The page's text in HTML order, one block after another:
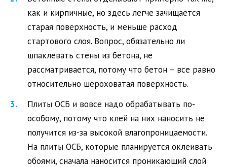
как и кирпичные, но здесь легче зачищается
старая поверхность, и меньше расход
стартового слоя. Вопрос, обязательно ли
шпаклевать стены из бетона, не
рассматривается, потому что бетон – все равно
относительно шероховатая поверхность.
Плиты ОСБ и вовсе надо обрабатывать по-
особому, потому что клей на них наносить не
получится из-за высокой влагопроницаемости.
На плиты ОСБ, которые планируется оклеивать
обоями, сначала наносится проникающий слой